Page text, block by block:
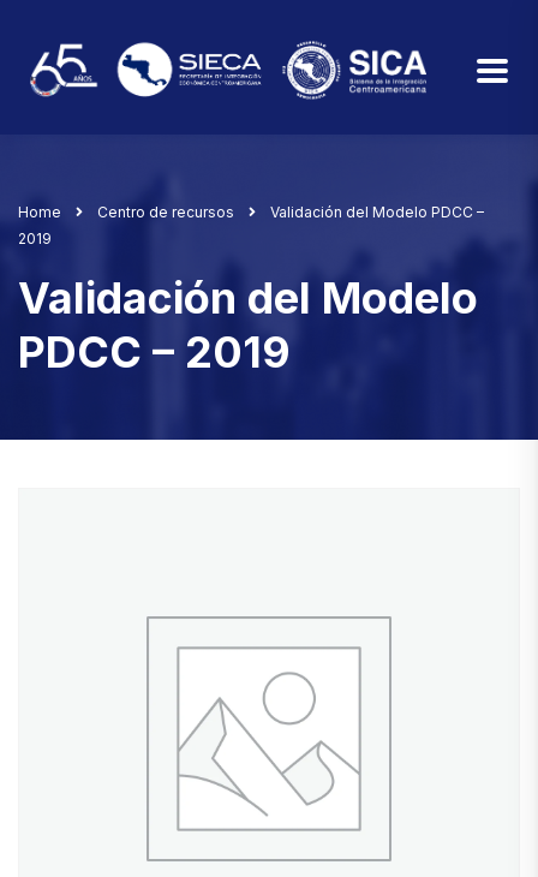
Home Centro de recursos
Validación del Modelo PDCC –
2019
Validación del Modelo
PDCC – 2019